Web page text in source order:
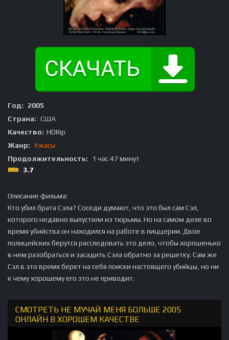
Год:
2005
Страна: США
Качество: HDRip
Жанр: Ужасы
Продолжительность:
1 час 47 минут
3.7
Описание фильма:
Кто убил брата Сэла? Соседи думают, что это был сам Сэл,
которого недавно выпустили из тюрьмы. Но на самом деле во
время убийства он находился на работе в пиццерии. Двое
полицейских берутся расследовать это дело, чтобы хорошенько
в нем разобраться и засадить Сэла обратно за решетку. Сам же
Сэл в это время берет на себя поиски настоящего убийцы, но ни
к чему хорошему его это не приводит.
СМОТРЕТЬ НЕ МУЧАЙ МЕНЯ БОЛЬШЕ 2005
ОНЛАЙН В ХОРОШЕМ КАЧЕСТВЕ